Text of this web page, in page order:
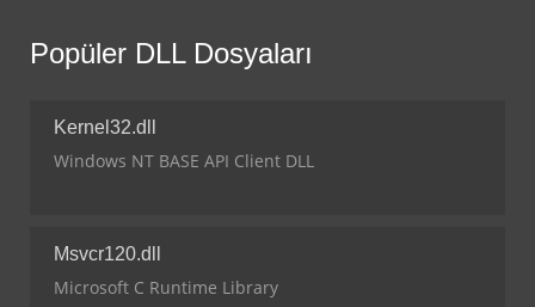
Popüler DLL Dosyaları
Kernel32.dll
Windows NT BASE API Client DLL
Msvcr120.dll
Microsoft C Runtime Library